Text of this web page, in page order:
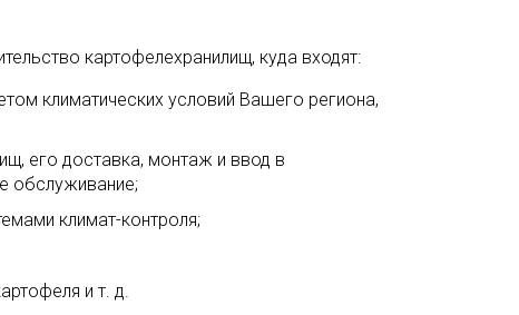
картофелехранилищ, куда входят:
климатических условий Вашего региона,
его доставка, монтаж и ввод в
обслуживание;
климат-контроля;
и т. д.